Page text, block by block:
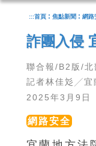
:::首頁 : 焦點新聞 : 網路
詐團入侵
聯合報/B2版/北
記者林佳彣╱宜
2025年3月9
網路安全